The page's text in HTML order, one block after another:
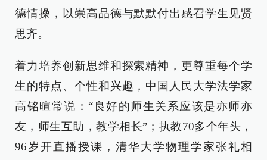
德情操，以崇高品德与默默付出感召学生见贤
思齐。
着力培养创新思维和探索精神，更尊重每个学
生的特点、个性和兴趣，中国人民大学法学家
高铭暄常说：“良好的师生关系应该是亦师亦
友，师生互助，教学相长”；执教70多个年头，
96岁开直播授课，清华大学物理学家张礼相